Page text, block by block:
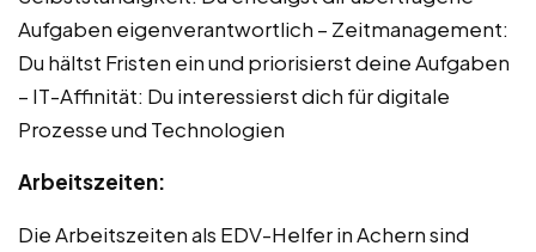
Aufgaben eigenverantwortlich – Zeitmanagement:
Du hältst Fristen ein und priorisierst deine Aufgaben
– IT-Affinität: Du interessierst dich für digitale
Prozesse und Technologien
Arbeitszeiten:
Die Arbeitszeiten als EDV-Helfer in Achern sind